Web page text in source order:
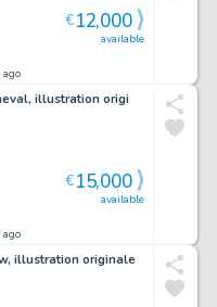
ago
available
€12,000
illustration origi
ago
available
€15,000
illustration originale